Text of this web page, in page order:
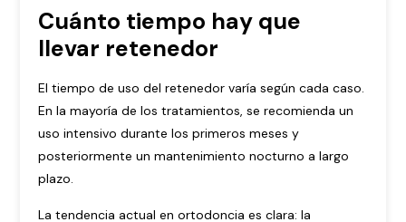
Cuánto tiempo hay que
llevar retenedor
El tiempo de uso del retenedor varía según cada caso.
En la mayoría de los tratamientos, se recomienda un
uso intensivo durante los primeros meses y
posteriormente un mantenimiento nocturno a largo
plazo.
La tendencia actual en ortodoncia es clara: la